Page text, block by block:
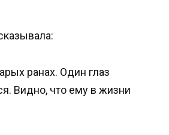
ранах. Один глаз
Видно, что ему в жизни